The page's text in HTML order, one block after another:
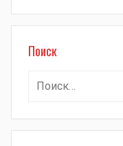
Поиск
Найти: